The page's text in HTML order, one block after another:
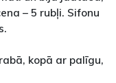
– 5 rubļi. Sifonu
kopā ar palīgu,